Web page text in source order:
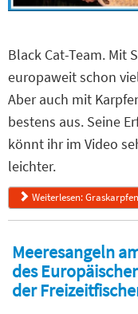
Black Cat-Team. Mit
europaweit schon
Aber auch mit
bestens aus. Seine
könnt ihr im Video
leichter.
Weiterlesen:
Meeresangeln
des
der